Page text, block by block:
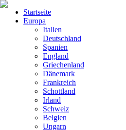
Startseite
Europa
Italien
Deutschland
Spanien
England
Griechenland
Dänemark
Frankreich
Schottland
Irland
Schweiz
Belgien
Ungarn